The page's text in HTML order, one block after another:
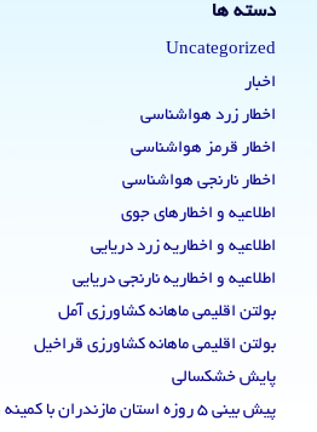
دسته ها
Uncategorized
اخبار
اخطار زرد هواشناسی
اخطار قرمز هواشناسی
اخطار نارنجی هواشناسی
اطلاعیه و اخطارهای جوی
اطلاعیه و اخطاریه زرد دریایی
اطلاعیه و اخطاریه نارنجی دریایی
بولتن اقلیمی ماهانه کشاورزی آمل
بولتن اقلیمی ماهانه کشاورزی قراخیل
پایش خشکسالی
پیش بینی 5 روزه استان مازندران با کمینه و بیشینه دما